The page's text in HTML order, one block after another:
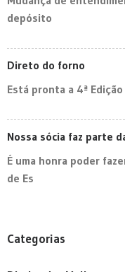
depósito
Direto do forno
Está pronta a 4ª
Nossa sócia faz parte
É uma honra poder
de Es
Categorias